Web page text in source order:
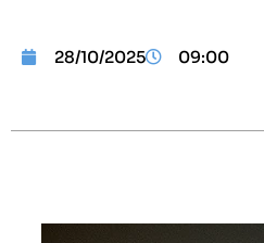
28/10/2025 09:00